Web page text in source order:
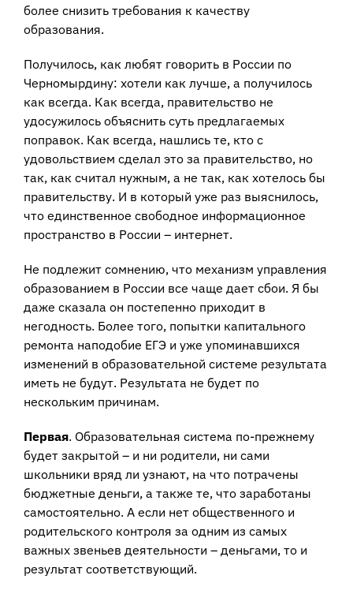
более снизить требования к качеству
образования.
Получилось, как любят говорить в России по
Черномырдину: хотели как лучше, а получилось
как всегда. Как всегда, правительство не
удосужилось объяснить суть предлагаемых
поправок. Как всегда, нашлись те, кто с
удовольствием сделал это за правительство, но
так, как считал нужным, а не так, как хотелось бы
правительству. И в который уже раз выяснилось,
что единственное свободное информационное
пространство в России – интернет.
Не подлежит сомнению, что механизм управления
образованием в России все чаще дает сбои. Я бы
даже сказала он постепенно приходит в
негодность. Более того, попытки капитального
ремонта наподобие ЕГЭ и уже упоминавшихся
изменений в образовательной системе результата
иметь не будут. Результата не будет по
нескольким причинам.
Первая. Образовательная система по-прежнему
будет закрытой – и ни родители, ни сами
школьники вряд ли узнают, на что потрачены
бюджетные деньги, а также те, что заработаны
самостоятельно. А если нет общественного и
родительского контроля за одним из самых
важных звеньев деятельности – деньгами, то и
результат соответствующий.